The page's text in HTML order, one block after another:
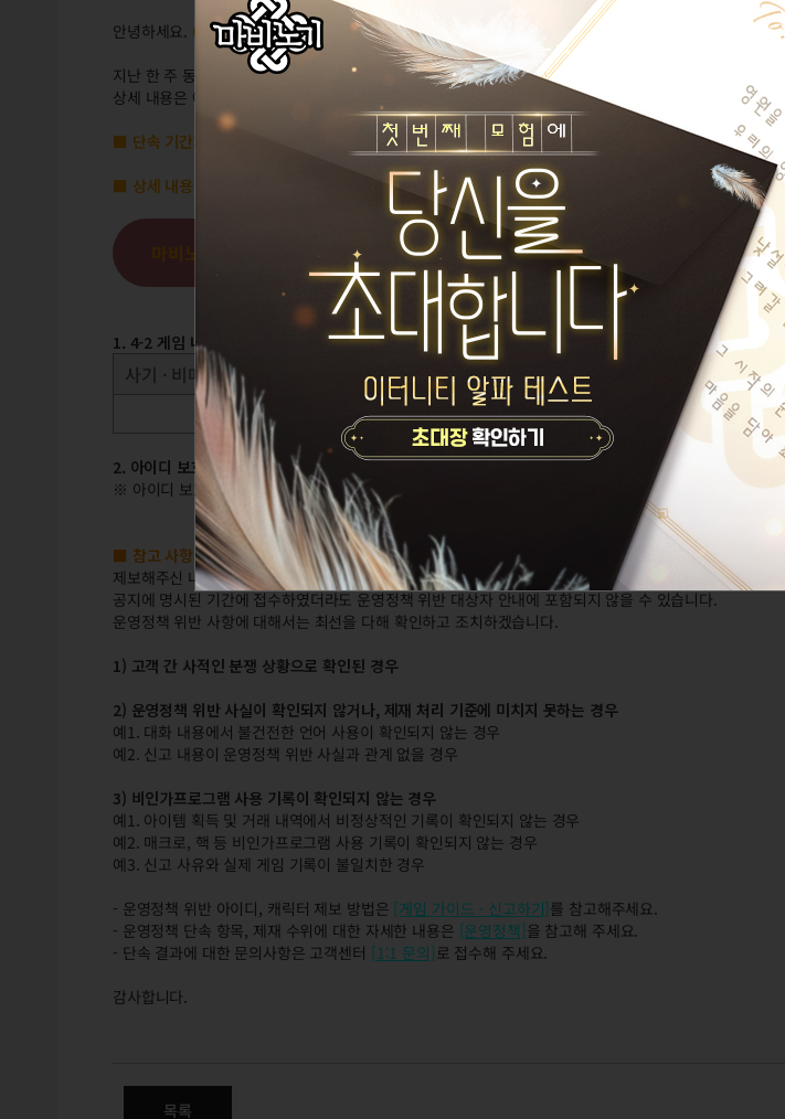
안녕하세요. GM다라프입니다.
지난 한 주 동안 운영정책 위반 행위가 확인되어 처리된 대상자를 안내 드립니다.
상세 내용은 아래를 참고 부탁 드립니다.
■ 단속 기간:
2024년 3월 14일(목) ~ 2024년 3월 20일(수)
■ 상세 내용
마비노기 영웅전 운영정책 확인하기
1. 4-2 게임 내 질서를 어지럽히는 행위
사기 · 비매너거래 1차 30일 게임 이용제한
보*리 영혼**스폰
2. 아이디 보호를 위한 임시 이용제한:
184개 아이디
※ 아이디 보호가 진행될 경우 본인확인 요청 및 우편, 거래소 등의 일부 콘텐츠 이용이 제한될 수 있습니다.
■ 참고 사항 안내
제보해주신 내용 중 아래의 케이스에 해당하거나 추가적인 조사가 진행 중인 경우
공지에 명시된 기간에 접수하였더라도 운영정책 위반 대상자 안내에 포함되지 않을 수 있습니다.
운영정책 위반 사항에 대해서는 최선을 다해 확인하고 조치하겠습니다.
1) 고객 간 사적인 분쟁 상황으로 확인된 경우
2) 운영정책 위반 사실이 확인되지 않거나, 제재 처리 기준에 미치지 못하는 경우
예1. 대화 내용에서 불건전한 언어 사용이 확인되지 않는 경우
예2. 신고 내용이 운영정책 위반 사실과 관계 없을 경우
3) 비인가프로그램 사용 기록이 확인되지 않는 경우
예1. 아이템 획득 및 거래 내역에서 비정상적인 기록이 확인되지 않는 경우
예2. 매크로, 핵 등 비인가프로그램 사용 기록이 확인되지 않는 경우
예3. 신고 사유와 실제 게임 기록이 불일치한 경우
- 운영정책 위반 아이디, 캐릭터 제보 방법은 [게임 가이드 - 신고하기]를 참고해주세요.
- 운영정책 단속 항목, 제재 수위에 대한 자세한 내용은 [운영정책]을 참고해 주세요.
- 단속 결과에 대한 문의사항은 고객센터 [1:1 문의] 로 접수해 주세요.
감사합니다.
목록